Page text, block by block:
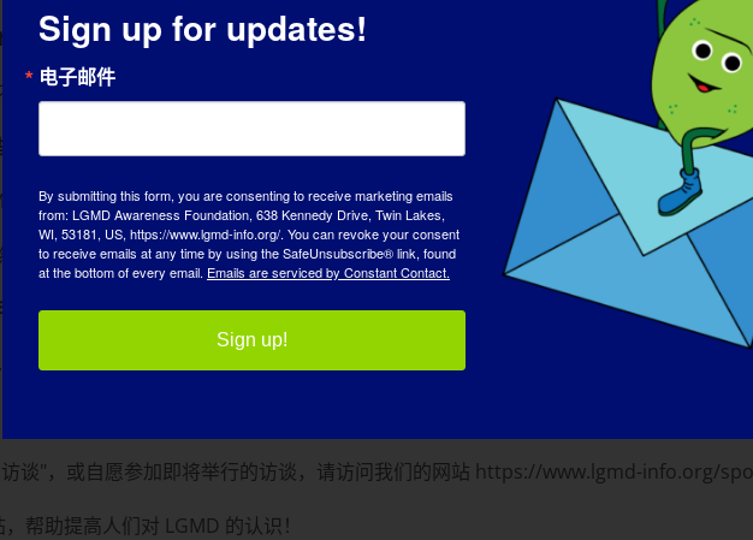
自己的？
能做什么。我的座右铭是："尽我所能，爱我所能！"
面？
共同生活是一项挑战。LGMD 影响您的
有能力成为日常生活的一部分。
呆症，你最想做的第一件事是什么？:
，我想你应该明白了，笑吧。
谈"，或自愿参加即将举行的访谈，请访问我们的网站 https://www.lgmd-info.org/
帮助提高人们对 LGMD 的认识！
Sign up for updates!
电子邮件
By submitting this form, you are consenting to receive marketing emails
from: LGMD Awareness Foundation, 638 Kennedy Drive, Twin Lakes,
WI, 53181, US, https://www.lgmd-info.org/. You can revoke your consent
to receive emails at any time by using the SafeUnsubscribe® link, found
at the bottom of every email. Emails are serviced by Constant Contact.
Sign up!